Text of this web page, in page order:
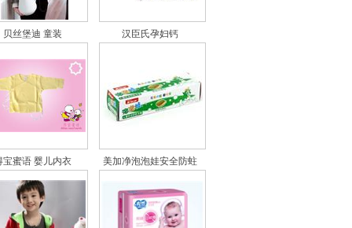
贝丝堡迪 童装 汉臣氏孕妇钙
宝蜜语 婴儿内衣 美加净泡泡娃安全防蛀